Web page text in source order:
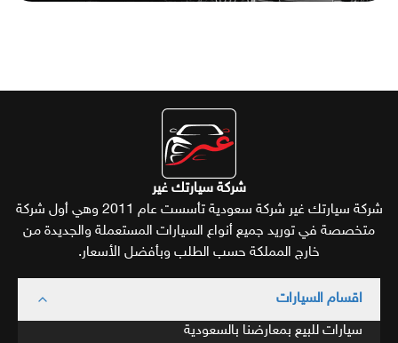
شركة سيارتك غير
شركة سيارتك غير شركة سعودية تأسست عام 2011 وهي أول شركة
متخصصة في توريد جميع أنواع السيارات المستعملة والجديدة من
خارج المملكة حسب الطلب وبأفضل الأسعار.
اقسام السيارات
سيارات للبيع بمعارضنا بالسعودية